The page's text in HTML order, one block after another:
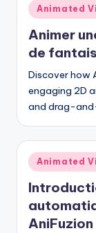
Posted
in
Animated
Animer
de
Discover how
engaging 2D
and drag-
Posted
in
Animated
AniFuzion